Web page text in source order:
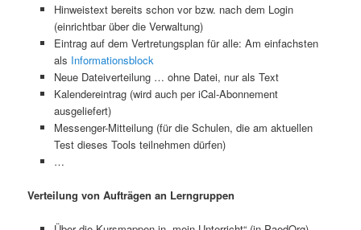
Hinweistext bereits schon vor bzw. nach dem Login
(einrichtbar über die Verwaltung)
Eintrag auf dem Vertretungsplan für alle: Am einfachsten
als Informationsblock
Neue Dateiverteilung … ohne Datei, nur als Text
Kalendereintrag (wird auch per iCal-Abonnement
ausgeliefert)
Messenger-Mitteilung (für die Schulen, die am aktuellen
Test dieses Tools teilnehmen dürfen)
…
Verteilung von Aufträgen an Lerngruppen